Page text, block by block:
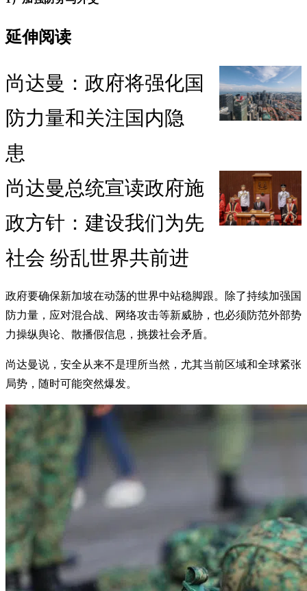
延伸阅读
尚达曼：政府将强化国
防力量和关注国内隐
患
尚达曼总统宣读政府施
政方针：建设我们为先
社会 纷乱世界共前进
政府要确保新加坡在动荡的世界中站稳脚跟。除了持续加强国
防力量，应对混合战、网络攻击等新威胁，也必须防范外部势
力操纵舆论、散播假信息，挑拨社会矛盾。
尚达曼说，安全从来不是理所当然，尤其当前区域和全球紧张
局势，随时可能突然爆发。